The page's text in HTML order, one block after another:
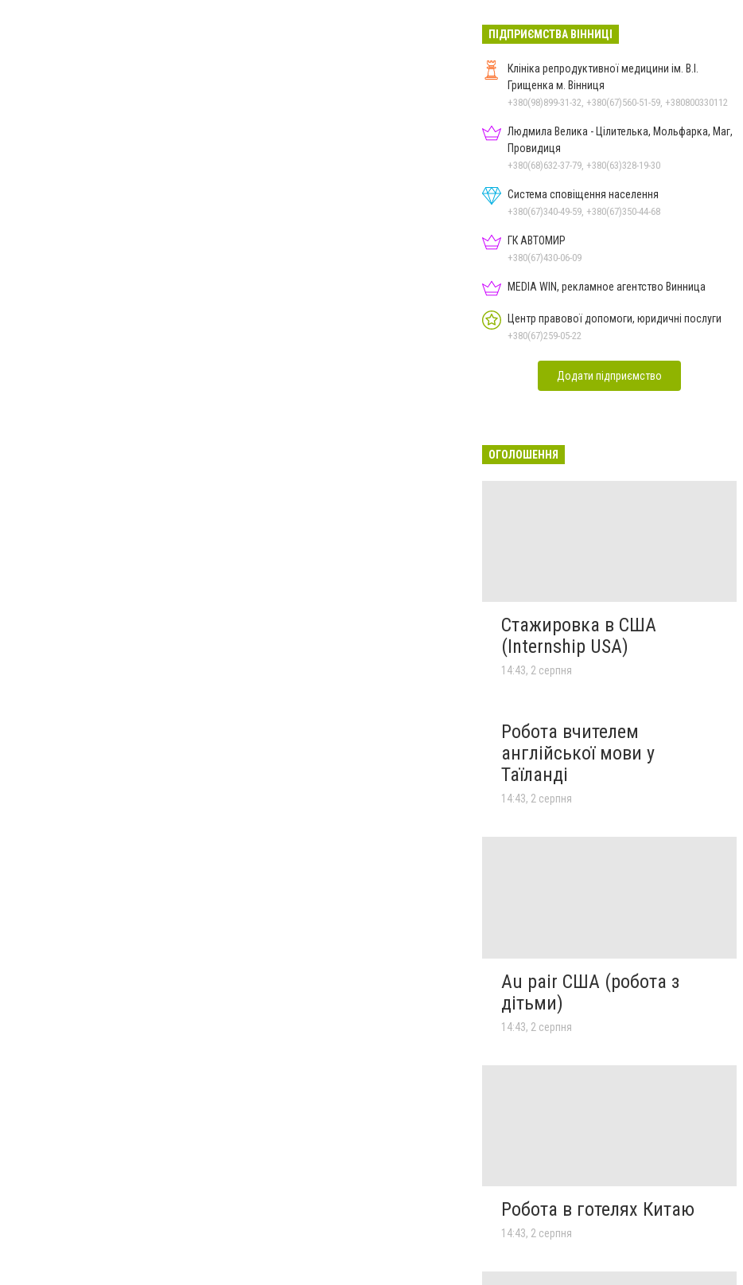
ПІДПРИЄМСТВА ВІННИЦІ
Клініка репродуктивної медицини ім. В.І.
Грищенка м. Вінниця
+380(98)899-31-32, +380(67)560-51-59, +380800330112
Людмила Велика - Цілителька, Мольфарка, Маг,
Провидиця
+380(68)632-37-79, +380(63)328-19-30
Система сповіщення населення
+380(67)340-49-59, +380(67)350-44-68
ГК АВТОМИР
+380(67)430-06-09
MEDIA WIN, рекламное агентство Винница
Центр правової допомоги, юридичні послуги
+380(67)259-05-22
Додати підприємство
ОГОЛОШЕННЯ
Стажировка в США
(Internship USA)
14:43, 2 серпня
Робота вчителем
англійської мови у
Таїланді
14:43, 2 серпня
Au pair США (робота з
дітьми)
14:43, 2 серпня
Робота в готелях Китаю
14:43, 2 серпня